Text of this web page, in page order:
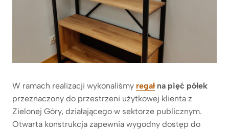
W ramach realizacji wykonaliśmy regałna pięć półek
przeznaczony do przestrzeni użytkowej klienta z
Zielonej Góry, działającego w sektorze publicznym.
Otwarta konstrukcja zapewnia wygodny dostęp do